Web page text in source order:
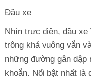
Đầu xe
Nhìn trực diện, đầu
trông khá vuông vắn
những đường gân dập
khoắn. Nổi bật nhất là